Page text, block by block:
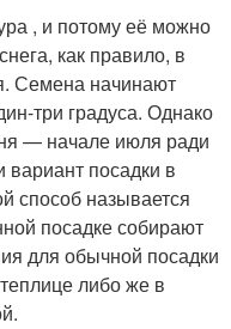
, и потому её можно
как правило, в
Семена начинают
три градуса. Однако
— начале июля ради
вариант посадки в
способ называется
посадке собирают
для обычной посадки
либо же в